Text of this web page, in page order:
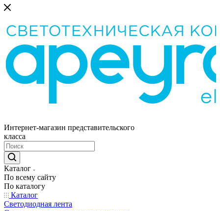
Интернет-магазин представительского
класса
Каталог
По всему сайту
По каталогу
Каталог
Светодиодная лента